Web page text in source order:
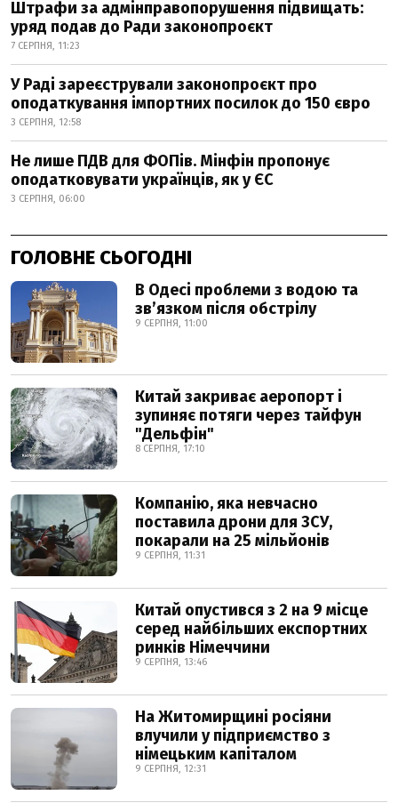
Штрафи за адмінправопорушення підвищать:
уряд подав до Ради законопроєкт
7 СЕРПНЯ, 11:23
У Раді зареєстрували законопроєкт про
оподаткування імпортних посилок до 150 євро
3 СЕРПНЯ, 12:58
Не лише ПДВ для ФОПів. Мінфін пропонує
оподатковувати українців, як у ЄС
3 СЕРПНЯ, 06:00
ГОЛОВНЕ СЬОГОДНІ
В Одесі проблеми з водою та
звʼязком після обстрілу
9 СЕРПНЯ, 11:00
Китай закриває аеропорт і
зупиняє потяги через тайфун
"Дельфін"
8 СЕРПНЯ, 17:10
Компанію, яка невчасно
поставила дрони для ЗСУ,
покарали на 25 мільйонів
9 СЕРПНЯ, 11:31
Китай опустився з 2 на 9 місце
серед найбільших експортних
ринків Німеччини
9 СЕРПНЯ, 13:46
На Житомирщині росіяни
влучили у підприємство з
німецьким капіталом
9 СЕРПНЯ, 12:31